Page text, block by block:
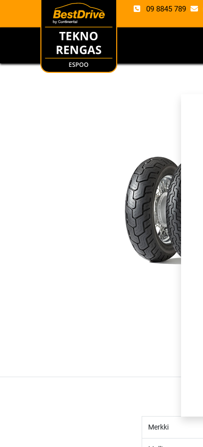
09 8845 789
Merkki